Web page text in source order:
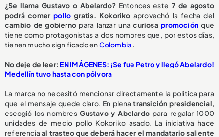
¿Se llama Gustavo o Abelardo? Entonces este 7 de agosto
podrá comerpollogratis. Kokoriko aprovechó la fecha del
cambio de gobierno para lanzar unacuriosapromoción que
tiene como protagonistas a dos nombres que, por estos días,
tienen mucho significado enColombia .
No deje de leer: EN IMÁGENES: ¡Se fue Petro y llegó Abelardo!
Medellín tuvo hasta con pólvora
La marca no necesitó mencionar directamente la política para
que el mensaje quede claro. En plenatransición presidencial,
escogió los nombresGustavo y Abelardopara regalar 1000
unidades de medio pollo Kokoriko asado. La iniciativa hace
referenciaal trasteo que deberá hacer el mandatario saliente